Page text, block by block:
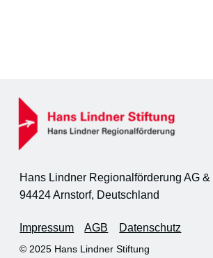
Hans Lindner Regionalförderung AG &
94424 Arnstorf, Deutschland
© 2025 Hans Lindner Stiftung
Impressum AGB Datenschutz